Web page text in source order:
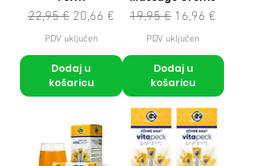
Redovna cijena
22,95 € Cijena s popustom
20,66 €
PDV uključen
Dodaj u
košaricu
Redovna cijena
19,95 € Cijena s
16,96 €
PDV uključen
Dodaj u
košaricu